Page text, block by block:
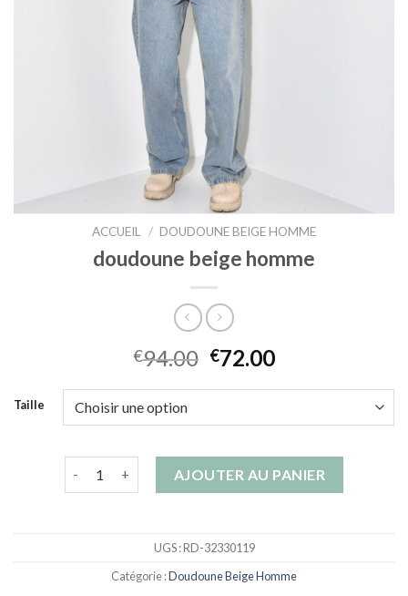
ACCUEIL / DOUDOUNE BEIGE HOMME
doudoune beige homme
€94.00 €72.00
Taille
AJOUTER AU PANIER
UGS :RD-32330119
Catégorie :Doudoune Beige Homme